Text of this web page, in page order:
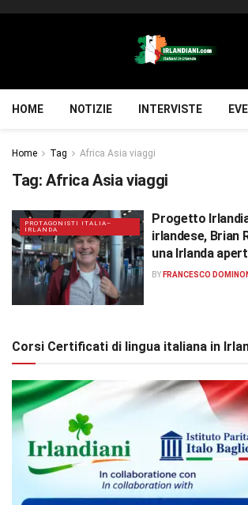
HOME NOTIZIE INTERVISTE
Home Tag Africa Asia viaggi
Tag: Africa Asia viaggi
PROTAGONISTI ITALIA–
IRLANDA
Progetto
irlandese, Brian
una Irlanda
BY FRANCESCO
Corsi Certificati di lingua italiana in